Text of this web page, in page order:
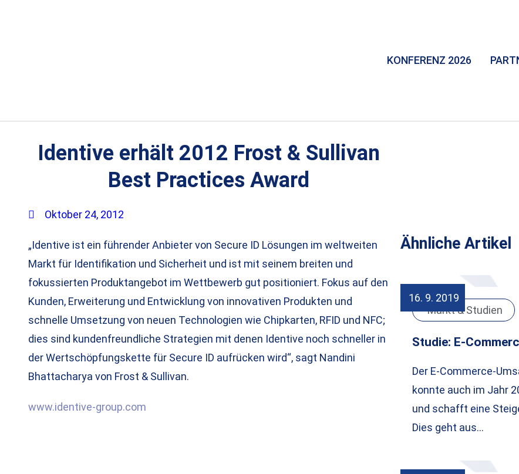
KONFERENZ 2026
Identive erhält 2012 Frost & Sullivan
Best Practices Award
Oktober 24, 2012
„Identive ist ein führender Anbieter von Secure ID Lösungen im weltweiten
Markt für Identifikation und Sicherheit und ist mit seinem breiten und
fokussierten Produktangebot im Wettbewerb gut positioniert. Fokus auf den
Kunden, Erweiterung und Entwicklung von innovativen Produkten und
schnelle Umsetzung von neuen Technologien wie Chipkarten, RFID und NFC;
dies sind kundenfreundliche Strategien mit denen Identive noch schneller in
der Wertschöpfungskette für Secure ID aufrücken wird“, sagt Nandini
Bhattacharya von Frost & Sullivan.
www.identive-group.com
Ähnliche Artikel
16. 9. 2019
Markt & Studien
Studie: E-
Der E-Commerce-
konnte auch im Jahr
und schafft eine
Dies geht aus…